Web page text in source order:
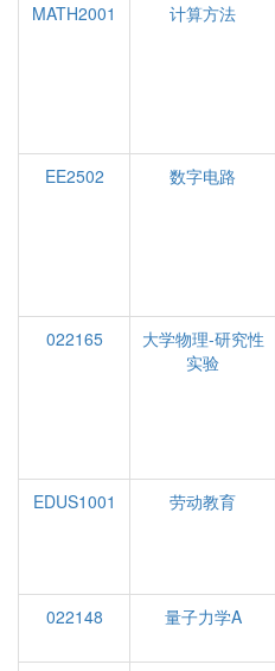
MATH2001 计算方法
EE2502
数字电路
022165
大学物理-研究性
实验
EDUS1001
劳动教育
022148
量子力学A